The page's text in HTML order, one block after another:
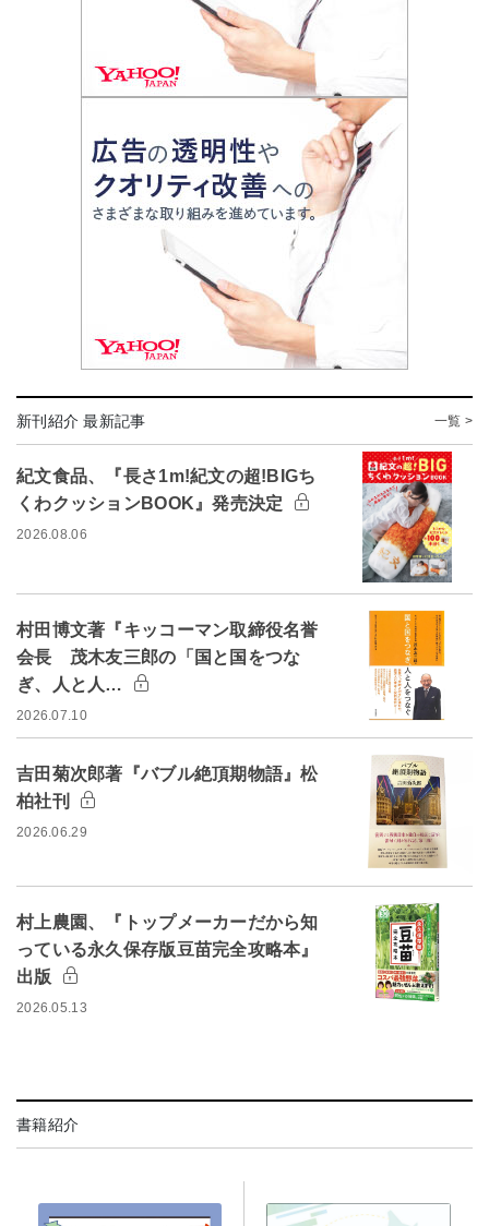
新刊紹介 最新記事 一覧 >
紀文食品、『長さ1m!紀文の超!BIGち
くわクッションBOOK』発売決定
2026.08.06
村田博文著『キッコーマン取締役名誉
会長 茂木友三郎の「国と国をつな
ぎ、人と人…
2026.07.10
吉田菊次郎著『バブル絶頂期物語』松
柏社刊
2026.06.29
村上農園、『トップメーカーだから知
っている永久保存版豆苗完全攻略本』
出版
2026.05.13
書籍紹介